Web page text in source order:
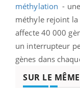
méthylation -
méthyle rejoint la
affecte 40 000
un interrupteur
gènes dans
SUR LE